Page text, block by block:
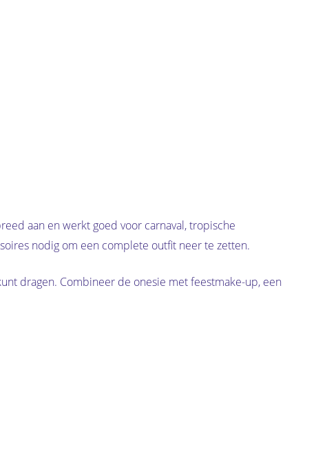
aan en werkt goed voor carnaval, tropische
nodig om een complete outfit neer te zetten.
dragen. Combineer de onesie met feestmake-up, een